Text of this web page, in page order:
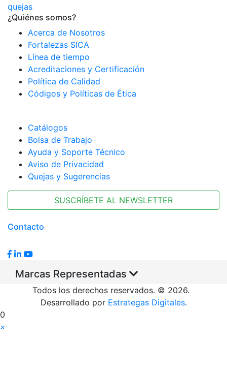
quejas
¿Quiénes somos?
Acerca de Nosotros
Fortalezas SICA
Línea de tiempo
Acreditaciones y Certificación
Política de Calidad
Códigos y Políticas de Ética
Catálogos
Bolsa de Trabajo
Ayuda y Soporte Técnico
Aviso de Privacidad
Quejas y Sugerencias
SUSCRÍBETE AL NEWSLETTER
Contacto
Marcas Representadas
Todos los derechos reservados. © 2026.
Desarrollado por Estrategas Digitales.
0
×